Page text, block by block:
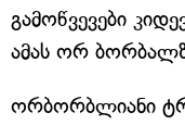
გამოწვევები
ამას ორ
ორბორბლიანი